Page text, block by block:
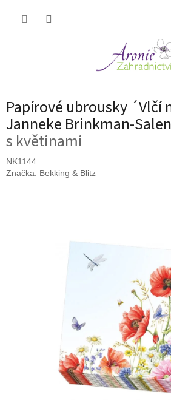
Papírové ubrousky ´Vlčí
Janneke Brinkman-
s květinami
NK1144
Značka: Bekking & Blitz